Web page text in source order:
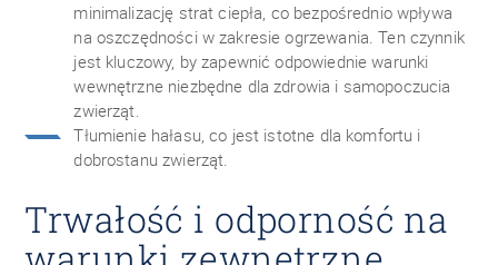
minimalizację strat ciepła, co bezpośrednio wpływa
na oszczędności w zakresie ogrzewania. Ten czynnik
jest kluczowy, by zapewnić odpowiednie warunki
wewnętrzne niezbędne dla zdrowia i samopoczucia
zwierząt.
Tłumienie hałasu, co jest istotne dla komfortu i
dobrostanu zwierząt.
Trwałość i odporność na